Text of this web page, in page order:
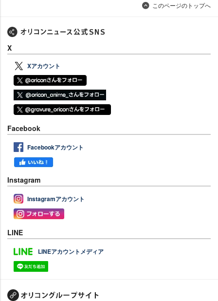
このページのトップへ
X
Xアカウント
Facebook
Facebookアカウント
Instagram
Instagramアカウント
LINE
LINEアカウントメディア